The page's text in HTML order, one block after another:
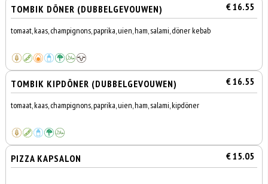
TOMBIK DÖNER (DUBBELGEVOUWEN) € 16.55
tomaat, kaas, champignons, paprika, uien, ham, salami, döner kebab
TOMBIK KIPDÖNER (DUBBELGEVOUWEN) € 16.55
tomaat, kaas, champignons, paprika, uien, ham, salami, kipdöner
PIZZA KAPSALON € 15.05